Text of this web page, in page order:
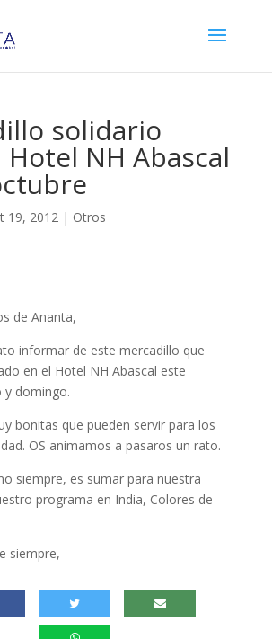
solidario
NH Abascal
19, 2012| Otros
de Ananta,
informar de este mercadillo que
en el Hotel NH Abascal este
y domingo.
bonitas que pueden servir para los
OS animamos a pasaros un rato.
siempre, es sumar para nuestra
programa en India, Colores de
siempre,